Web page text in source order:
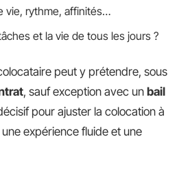
vie, rythme, affinités…
et la vie de tous les jours ?
peut y prétendre, sous
, sauf exception avec un bail
pour ajuster la colocation à
expérience fluide et une